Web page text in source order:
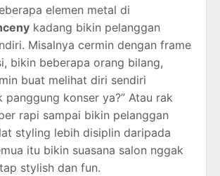
elemen metal di
kadang bikin pelanggan
Misalnya cermin dengan frame
bikin beberapa orang bilang,
buat melihat diri sendiri
panggung konser ya?” Atau rak
rapi sampai bikin pelanggan
styling lebih disiplin daripada
itu bikin suasana salon nggak
stylish dan fun.